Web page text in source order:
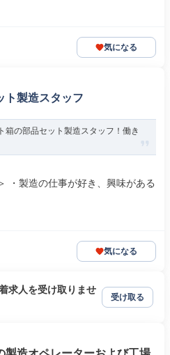
気になる
ト製造スタッフ
箱の部品セット製造スタッフ！働き
・製造の仕事が好き、興味がある
気になる
求人を受け取りませ
受け取る